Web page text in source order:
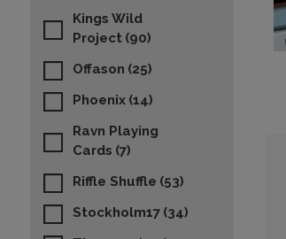
Kings Wild
Project (90)
Offason (25)
Phoenix (14)
Ravn Playing
Cards (7)
Riffle Shuffle (53)
Stockholm17 (34)